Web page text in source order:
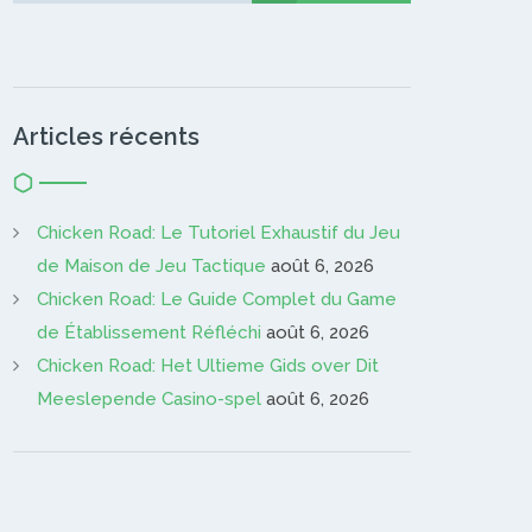
Articles récents
Chicken Road: Le Tutoriel Exhaustif du Jeu
de Maison de Jeu Tactique août 6, 2026
Chicken Road: Le Guide Complet du Game
de Établissement Réfléchi août 6, 2026
Chicken Road: Het Ultieme Gids over Dit
Meeslepende Casino-spel août 6, 2026